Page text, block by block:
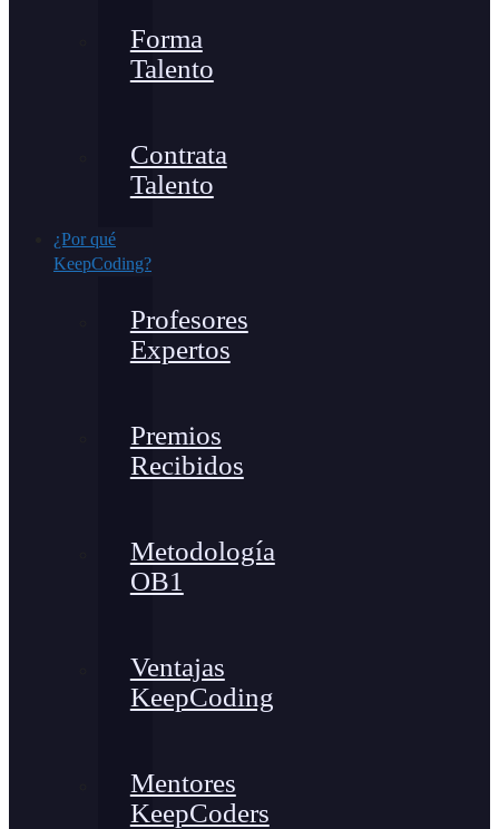
Forma
Talento
Contrata
Talento
¿Por qué
KeepCoding?
Profesores
Expertos
Premios
Recibidos
Metodología
OB1
Ventajas
KeepCoding
Mentores
KeepCoders